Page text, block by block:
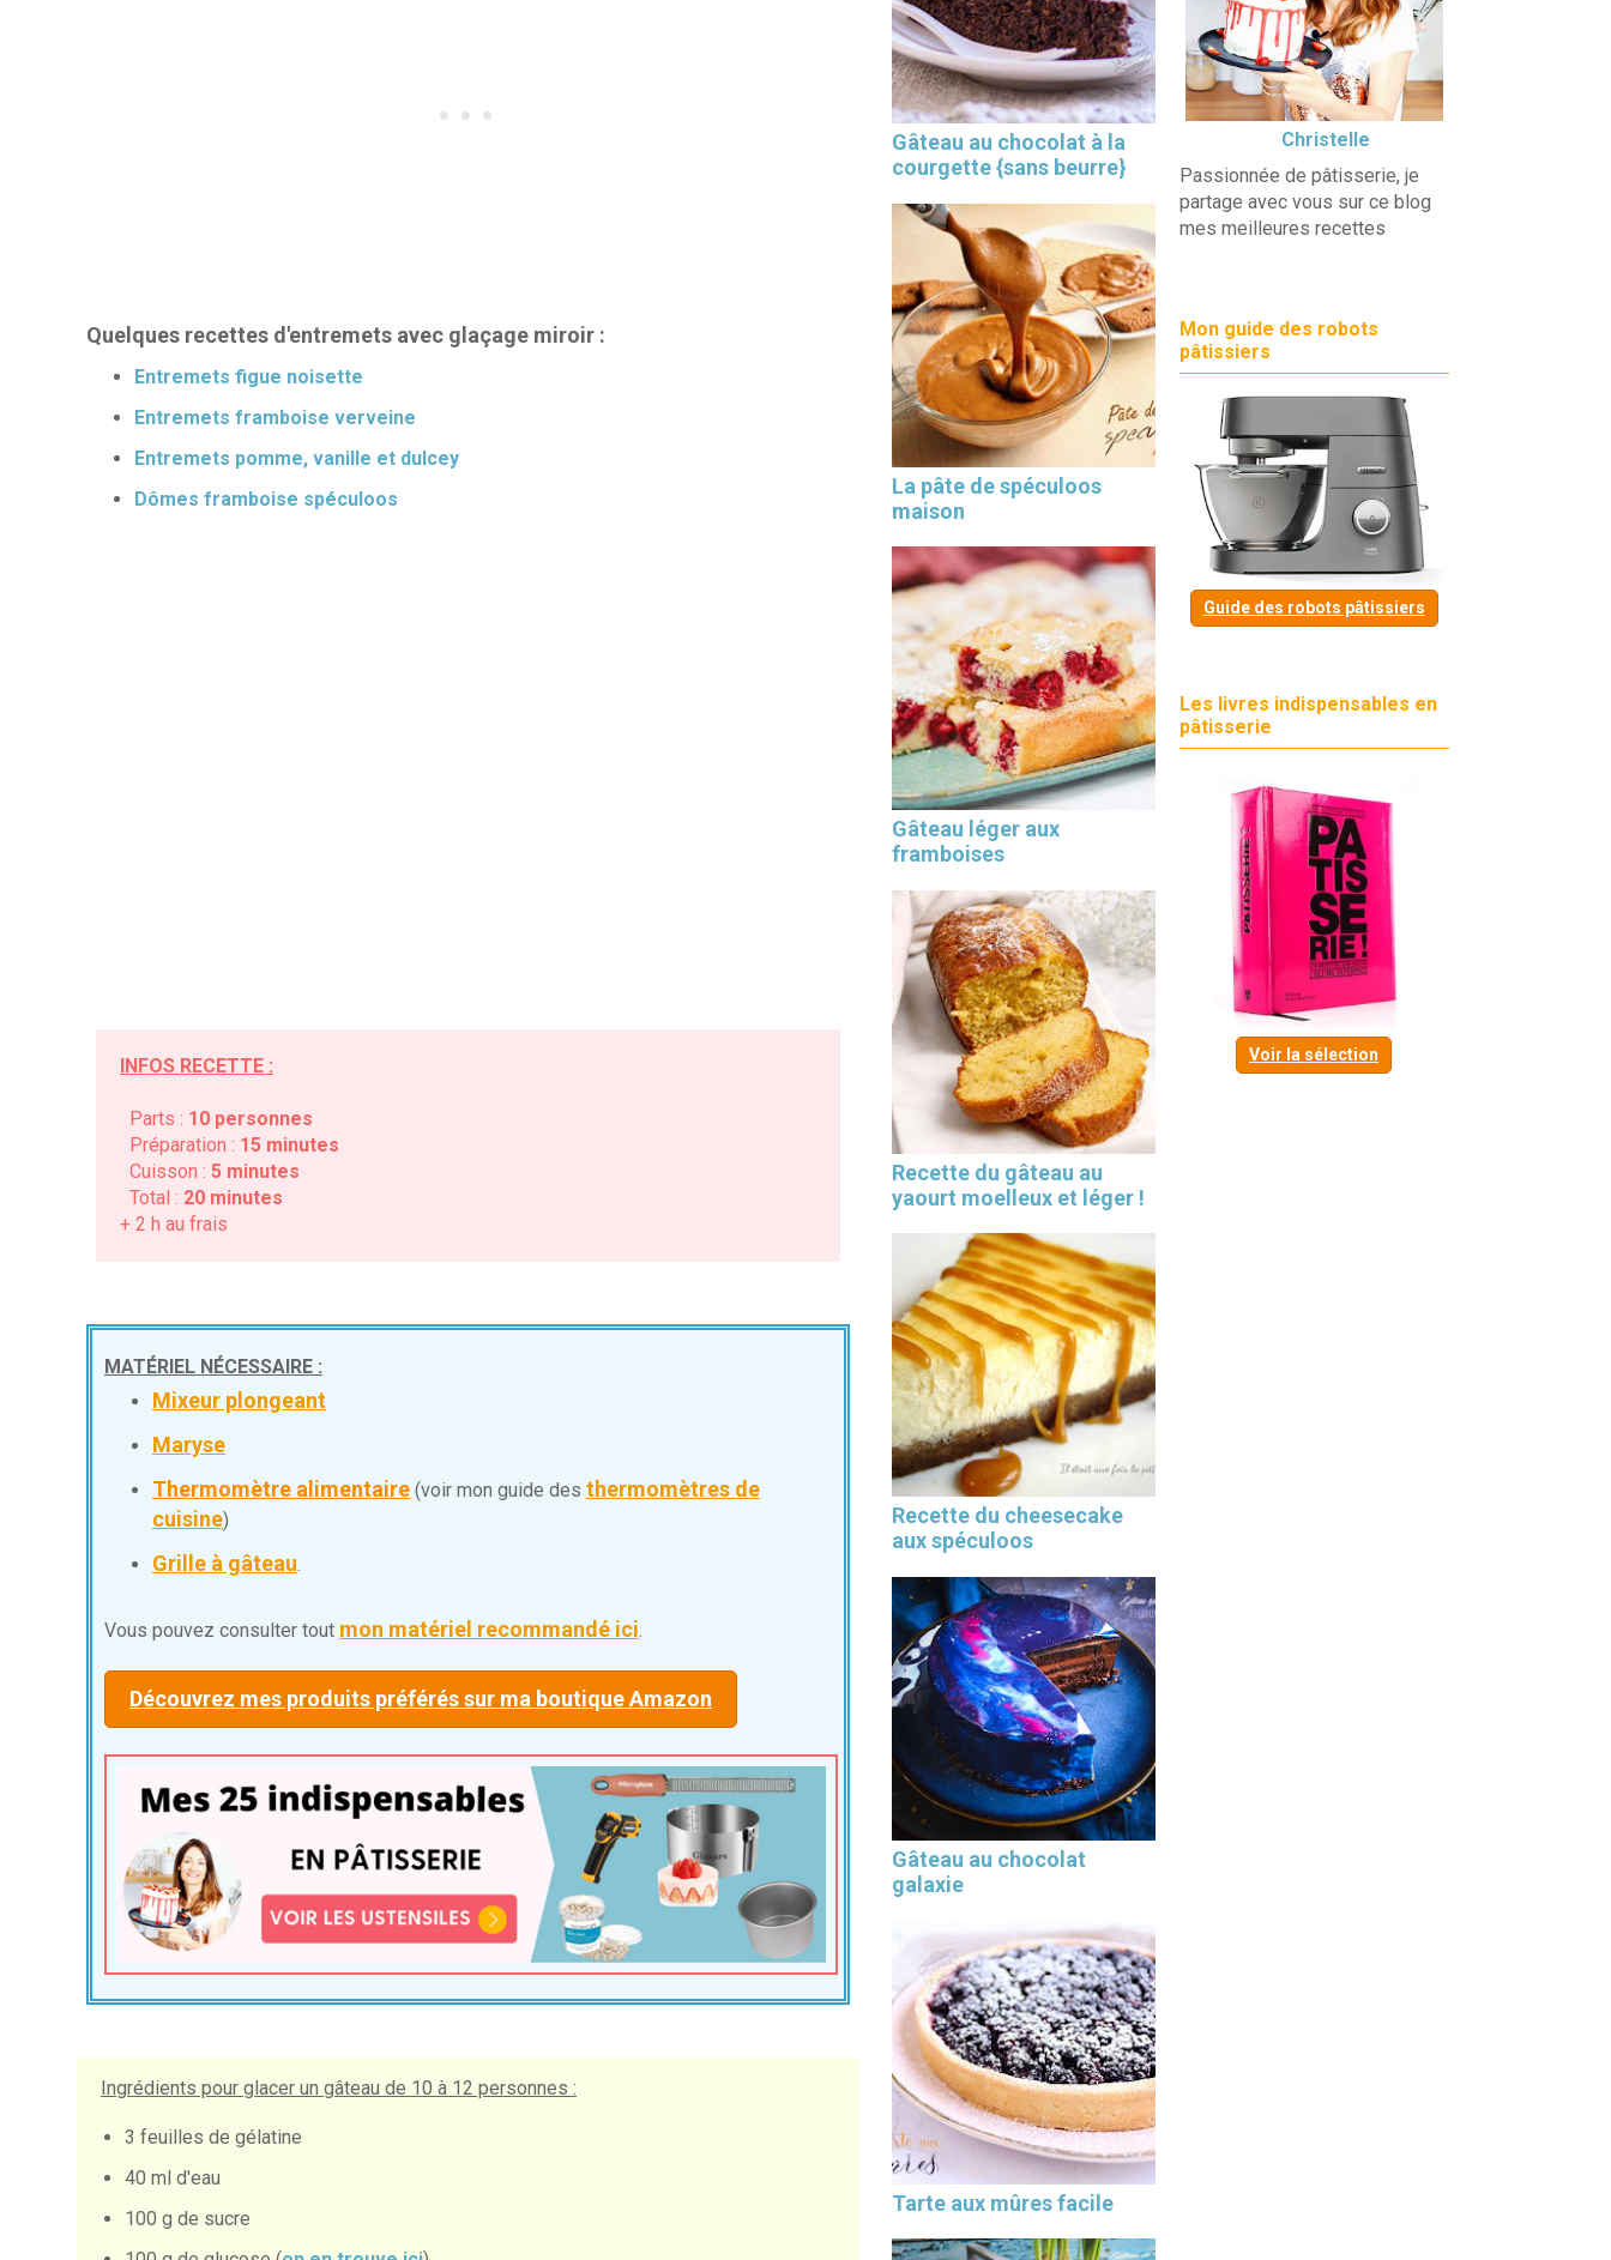
Quelques recettes d'entremets avec glaçage miroir :
Entremets figue noisette
Entremets framboise verveine
Entremets pomme, vanille et dulcey
Dômes framboise spéculoos
INFOS RECETTE :
Parts : 10 personnes
Préparation : 15 minutes
Cuisson : 5 minutes
Total : 20 minutes
+ 2 h au frais
MATÉRIEL NÉCESSAIRE :
Mixeur plongeant
Maryse
Thermomètre alimentaire (voir mon guide des thermomètres de
cuisine)
Grille à gâteau.
Vous pouvez consulter tout mon matériel recommandé ici.
Découvrez mes produits préférés sur ma boutique Amazon
Ingrédients pour glacer un gâteau de 10 à 12 personnes :
3 feuilles de gélatine
40 ml d'eau
100 g de sucre
Gâteau au chocolat à la
courgette {sans beurre}
La pâte de spéculoos
maison
Gâteau léger aux
framboises
Recette du gâteau au
yaourt moelleux et léger !
Recette du cheesecake
aux spéculoos
Gâteau au chocolat
galaxie
Tarte aux mûres facile
Christelle
Passionnée de pâtisserie, je
partage avec vous sur ce blog
mes meilleures recettes
Mon guide des robots
pâtissiers
Guide des robots pâtissiers
Les livres indispensables en
pâtisserie
Voir la sélection
×
Les 30 outils indispensables
EN PÂTISSERIE